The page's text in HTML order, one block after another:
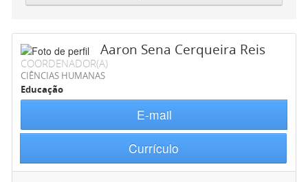
Aaron Sena Cerqueira Reis
COORDENADOR(A)
CIÊNCIAS HUMANAS
Educação
E-mail
Currículo